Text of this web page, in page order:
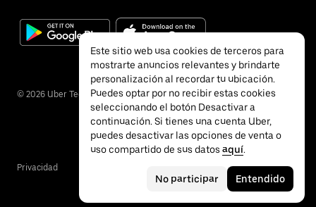
© 2026 Uber Technologies, Inc.
Privacidad
Este sitio web usa cookies de terceros para
mostrarte anuncios relevantes y brindarte
personalización al recordar tu ubicación.
Puedes optar por no recibir estas cookies
seleccionando el botón Desactivar a
continuación. Si tienes una cuenta Uber,
puedes desactivar las opciones de venta o
uso compartido de sus datos aquí.
No participar Entendido